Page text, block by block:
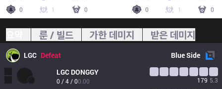
0
1 0
0
1 0
룬 / 빌드 가한 데미지 받은 데미지
LGC Defeat BlueSide
LGC DONGGY
0 / 4 / 00.00 179 5.3